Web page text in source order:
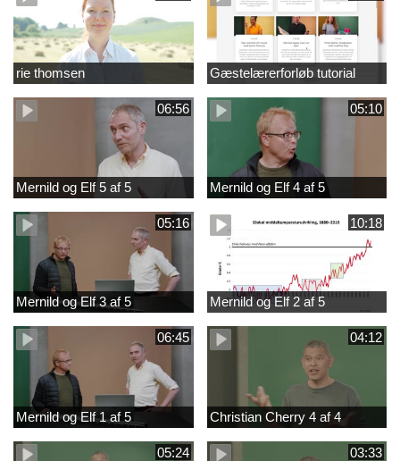
rie thomsen Gæstelærerforløb tutorial
06:56
Mernild og Elf 5 af 5
05:10
Mernild og Elf 4 af 5
05:16
Mernild og Elf 3 af 5
10:18
Mernild og Elf 2 af 5
06:45
Mernild og Elf 1 af 5
04:12
Christian Cherry 4 af 4
05:24 03:33